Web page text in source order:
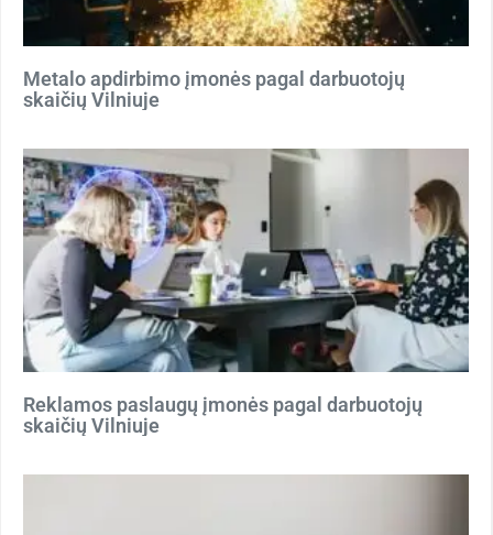
Metalo apdirbimo įmonės pagal darbuotojų
skaičių Vilniuje
Reklamos paslaugų įmonės pagal darbuotojų
skaičių Vilniuje